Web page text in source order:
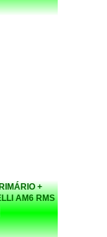
+
AM6 RMS